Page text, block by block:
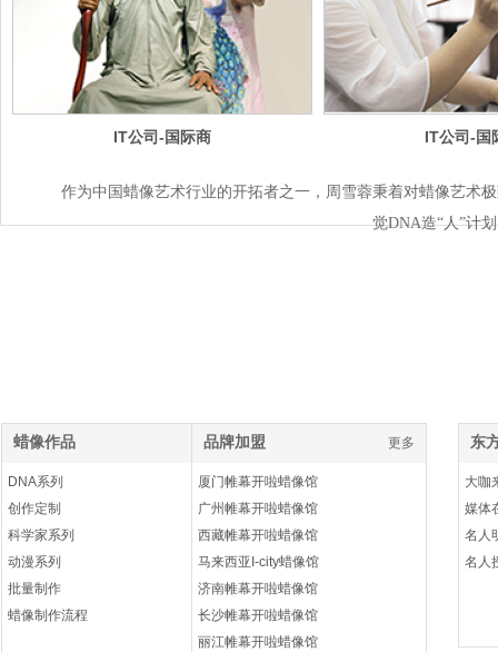
IT公司-国际商
IT公司-国
作为中国蜡像艺术行业的开拓者之一，周雪蓉秉着对蜡像艺术
觉DNA造“人”计
蜡像作品 更多
DNA系列
创作定制
科学家系列
动漫系列
批量制作
蜡像制作流程
品牌加盟 更多
厦门帷幕开啦蜡像馆
广州帷幕开啦蜡像馆
西藏帷幕开啦蜡像馆
马来西亚I-city蜡像馆
济南帷幕开啦蜡像馆
长沙帷幕开啦蜡像馆
丽江帷幕开啦蜡像馆
东
大咖
媒体
名人
名人